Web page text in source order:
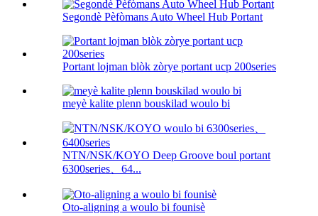
Segondè Pèfòmans Auto Wheel Hub Portant
Portant lojman blòk zòrye portant ucp 200series
meyè kalite plenn bouskilad woulo bi
NTN/NSK/KOYO Deep Groove boul portant
6300series、64...
Oto-aligning a woulo bi founisè